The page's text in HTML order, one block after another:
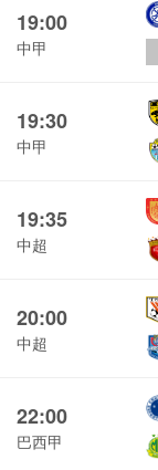
19:00
中甲
19:30
中甲
19:35
中超
20:00
中超
22:00
巴西甲